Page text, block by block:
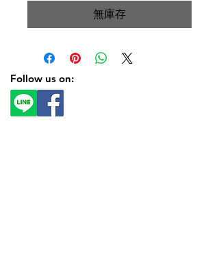
無庫存
Follow us on: